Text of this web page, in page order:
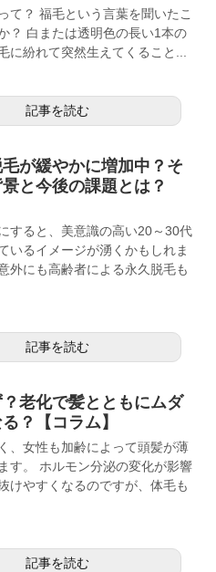
て？ 福毛という言葉を聞いたこ
？ 白または透明色の長い1本の
に紛れて突然生えてくること...
記事を読む
が緩やかに増加中？そ
と今後の課題とは？
すると、美意識の高い20～30代
いるイメージが湧くかもしれま
外にも高齢者による永久脱毛も
記事を読む
老化で髪とともにムダ
？【コラム】
、女性も加齢によって頭髪が薄
す。 ホルモン分泌の変化が影響
けやすくなるのですが、体毛も
記事を読む